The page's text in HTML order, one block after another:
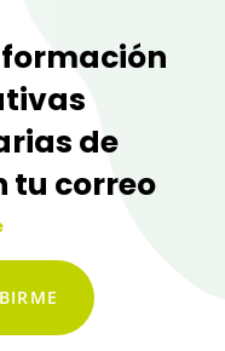
de
tu correo